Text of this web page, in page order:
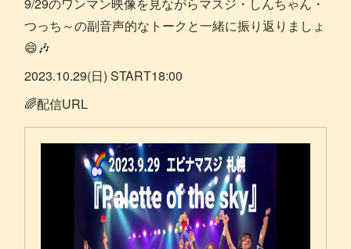
9/29のワンマン映像を見ながらマスジ・しんちゃん・
つっち～の副音声的なトークと一緒に振り返りましょ
😄🎶
2023.10.29(日) START18:00
🌈配信URL